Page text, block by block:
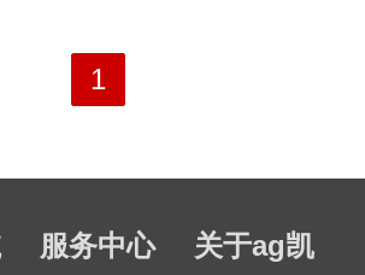
，拥有全球最具竞争力价
电路bom供应：对客户
路元件做集中的长期稳定
1
服务中心 关于ag凯